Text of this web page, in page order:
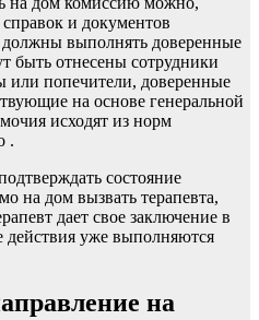
и документов
выполнять доверенные
быть отнесены сотрудники
попечители, доверенные
на основе генеральной
исходят из норм
.
состояние
на дом вызвать терапевта,
дает свое заключение в
действия уже выполняются
на